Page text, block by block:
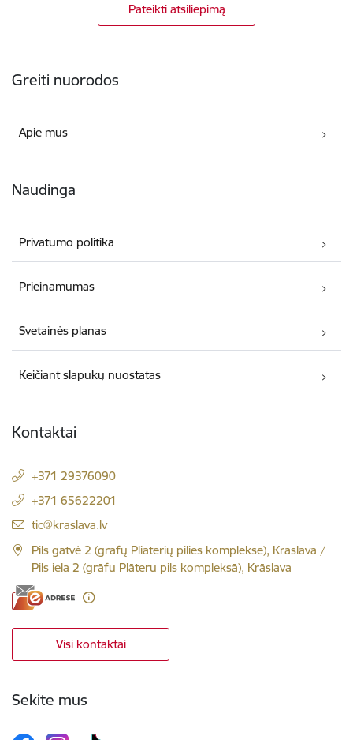
Pateikti atsiliepimą
Greiti nuorodos
Apie mus
Naudinga
Privatumo politika
Prieinamumas
Svetainės planas
Keičiant slapukų nuostatas
Kontaktai
+371 29376090
+371 65622201
El. paštas:
tic@kraslava.lv
Pils gatvė 2 (grafų Pliaterių pilies komplekse), Krāslava /
Pils iela 2 (grāfu Plāteru pils kompleksā), Krāslava
Visi kontaktai
Sekite mus